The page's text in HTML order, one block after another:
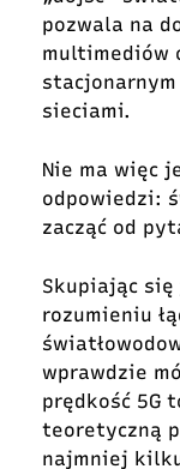
pozwala na
multimediów
sieciami.
Nie ma więc
odpowiedzi:
zacząć od
Skupiając się
rozumieniu
wprawdzie
prędkość 5G
teoretyczną
najmniej